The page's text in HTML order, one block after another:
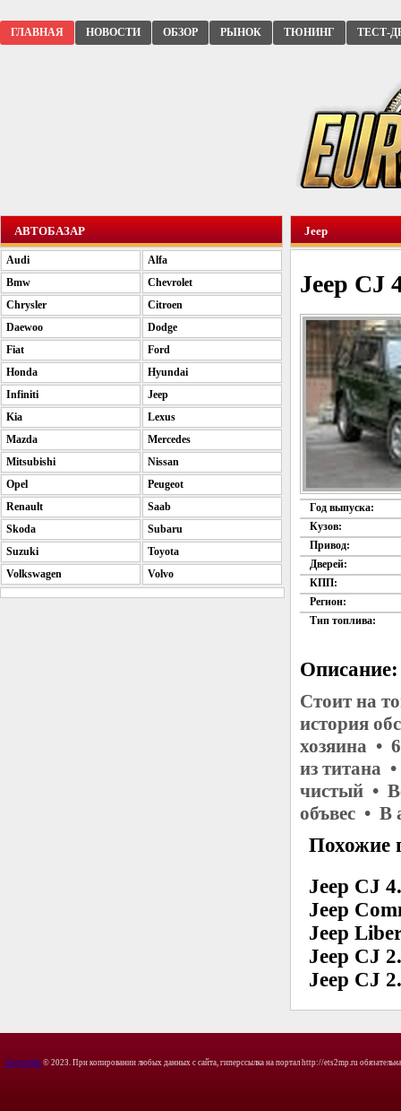
ГЛАВНАЯ НОВОСТИ ОБЗОР РЫНОК ТЮНИНГ ТЕСТ-
Jeep
Jeep CJ
Год выпуска:
Кузов:
Привод:
Дверей:
КПП:
Регион:
Тип топлива:
Описание:
Стоит на
история
хозяина •
из титана
чистый •
объвес • В
Похожие
Jeep CJ
Jeep
Jeep
Jeep CJ
Jeep CJ
АВТОБАЗАР
Audi
Alfa
Bmw
Chevrolet
Chrysler
Citroen
Daewoo
Dodge
Fiat
Ford
Honda
Hyundai
Infiniti
Jeep
Kia
Lexus
Mazda
Mercedes
Mitsubishi
Nissan
Opel
Peugeot
Renault
Saab
Skoda
Subaru
Suzuki
Toyota
Volkswagen
Volvo
Copyright © 2023. При копировании любых данных с сайта, гиперссылка на портал http://ets2mp.ru